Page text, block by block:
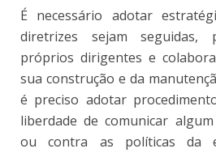
É necessário adotar
diretrizes sejam seguidas,
próprios dirigentes e
sua construção e da
é preciso adotar
liberdade de comunicar
ou contra as políticas da